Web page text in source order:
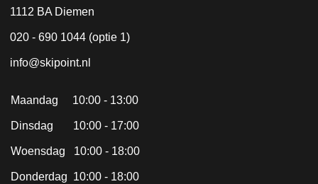
1112 BA Diemen
020 - 690 1044 (optie 1)
info@skipoint.nl
Maandag 10:00 - 13:00
Dinsdag 10:00 - 17:00
Woensdag 10:00 - 18:00
Donderdag 10:00 - 18:00